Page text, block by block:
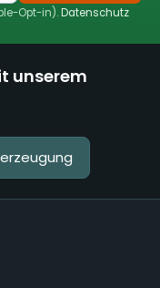
Opt-in).Datenschutz
unserem